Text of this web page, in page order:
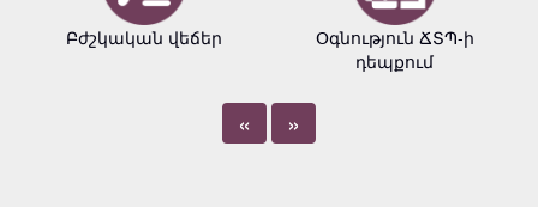
Բժշկական վեճեր
Օգնություն ՃՏՊ-ի
դեպքում
« »